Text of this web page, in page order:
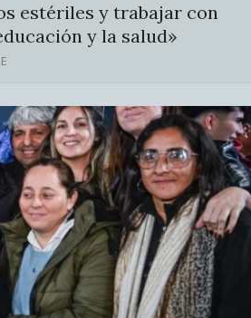
estériles y trabajar con
y la salud»